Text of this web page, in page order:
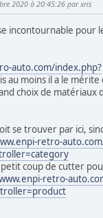
2020 à 20:45:26 par xris
incontournable pour
auto.com/index.php?
au moins il a le
choix de matériaux
se trouver par ici,
retro-
coup de cutter
retro-